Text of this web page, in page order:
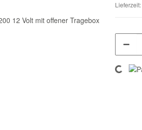
Lieferzeit:
Loading...